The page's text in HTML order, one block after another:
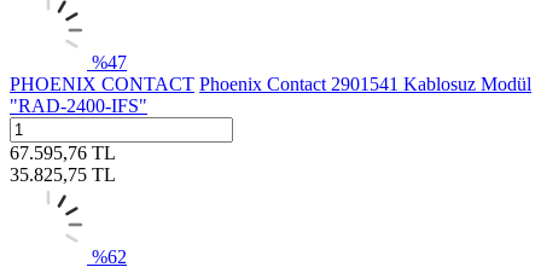
%47
PHOENIX CONTACT Phoenix Contact 2901541 Kablosuz Modül
"RAD-2400-IFS"
67.595,76 TL
35.825,75 TL
%62